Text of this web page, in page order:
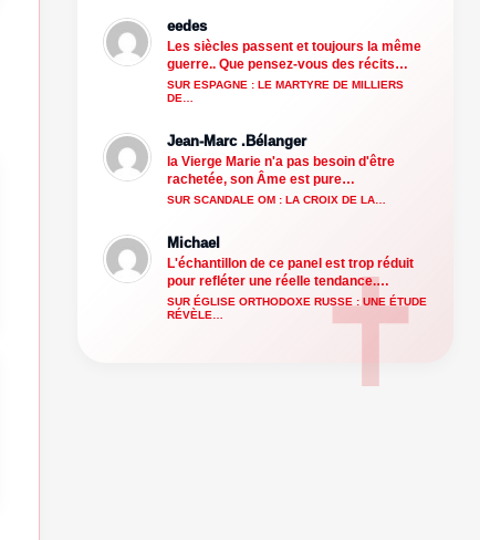
eedes
Les siècles passent et toujours la même
guerre.. Que pensez-vous des récits…
SUR ESPAGNE : LE MARTYRE DE MILLIERS
DE…
Jean-Marc .Bélanger
la Vierge Marie n'a pas besoin d'être
rachetée, son Âme est pure…
SUR SCANDALE OM : LA CROIX DE LA…
Michael
L'échantillon de ce panel est trop réduit
pour refléter une réelle tendance.…
SUR ÉGLISE ORTHODOXE RUSSE : UNE ÉTUDE
RÉVÈLE…